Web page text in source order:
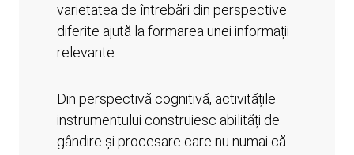
varietatea de întrebări din perspective
diferite ajută la formarea unei informații
relevante.
Din perspectivă cognitivă, activitățile
instrumentului construiesc abilități de
gândire și procesare care nu numai că